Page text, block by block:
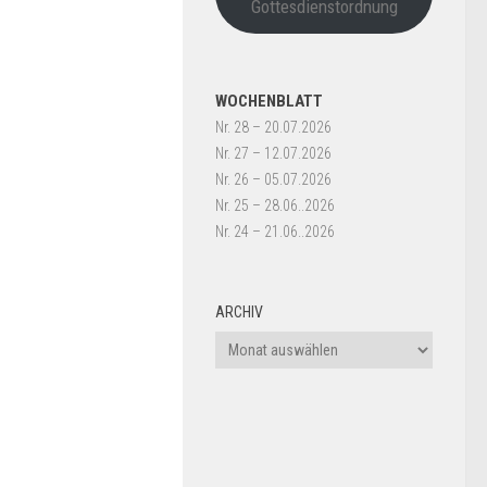
Gottesdienstordnung
WOCHENBLATT
Nr. 28 – 20.07.2026
Nr. 27 – 12.07.2026
Nr. 26 – 05.07.2026
Nr. 25 – 28.06..2026
Nr. 24 – 21.06..2026
ARCHIV
Archiv